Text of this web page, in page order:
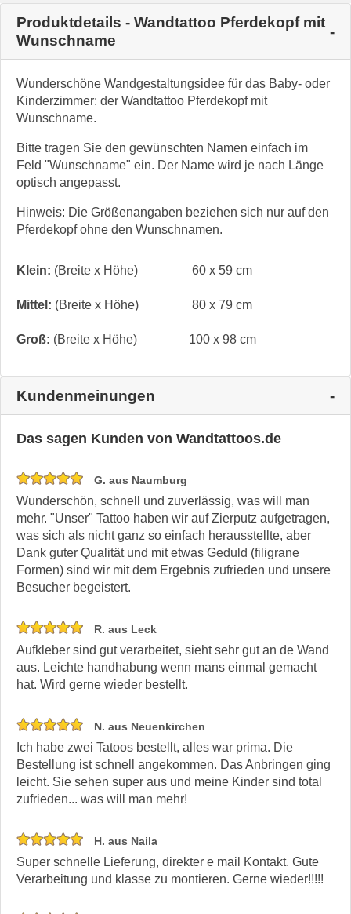
Produktdetails - Wandtattoo Pferdekopf mit
Wunschname
Wunderschöne Wandgestaltungsidee für das Baby- oder
Kinderzimmer: der Wandtattoo Pferdekopf mit
Wunschname.
Bitte tragen Sie den gewünschten Namen einfach im
Feld "Wunschname" ein. Der Name wird je nach Länge
optisch angepasst.
Hinweis: Die Größenangaben beziehen sich nur auf den
Pferdekopf ohne den Wunschnamen.
Klein: (Breite x Höhe) 60 x 59 cm
Mittel: (Breite x Höhe) 80 x 79 cm
Groß: (Breite x Höhe) 100 x 98 cm
Kundenmeinungen
Das sagen Kunden von Wandtattoos.de
G. aus Naumburg
Wunderschön, schnell und zuverlässig, was will man
mehr. "Unser" Tattoo haben wir auf Zierputz aufgetragen,
was sich als nicht ganz so einfach herausstellte, aber
Dank guter Qualität und mit etwas Geduld (filigrane
Formen) sind wir mit dem Ergebnis zufrieden und unsere
Besucher begeistert.
R. aus Leck
Aufkleber sind gut verarbeitet, sieht sehr gut an de Wand
aus. Leichte handhabung wenn mans einmal gemacht
hat. Wird gerne wieder bestellt.
N. aus Neuenkirchen
Ich habe zwei Tatoos bestellt, alles war prima. Die
Bestellung ist schnell angekommen. Das Anbringen ging
leicht. Sie sehen super aus und meine Kinder sind total
zufrieden... was will man mehr!
H. aus Naila
Super schnelle Lieferung, direkter e mail Kontakt. Gute
Verarbeitung und klasse zu montieren. Gerne wieder!!!!!